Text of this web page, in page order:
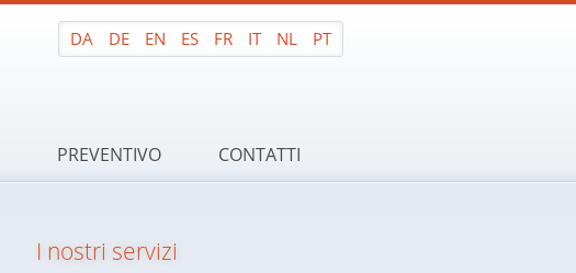
DA DE EN ES FR IT NL PT
PREVENTIVO CONTATTI
I nostri servizi